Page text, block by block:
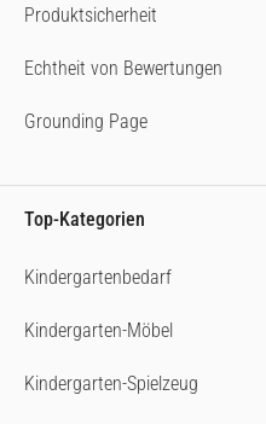
Produktsicherheit
Echtheit von Bewertungen
Grounding Page
Top-Kategorien
Kindergartenbedarf
Kindergarten-Möbel
Kindergarten-Spielzeug